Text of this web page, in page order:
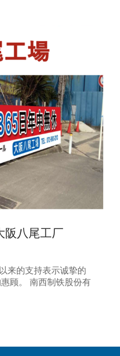
阪八尾工厂
来的支持表示诚挚的
顾。 南西制铁股份有